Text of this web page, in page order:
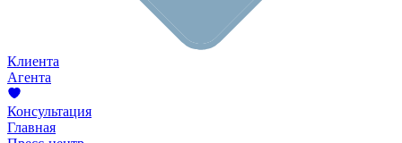
Клиента
Агента
Консультация
Главная